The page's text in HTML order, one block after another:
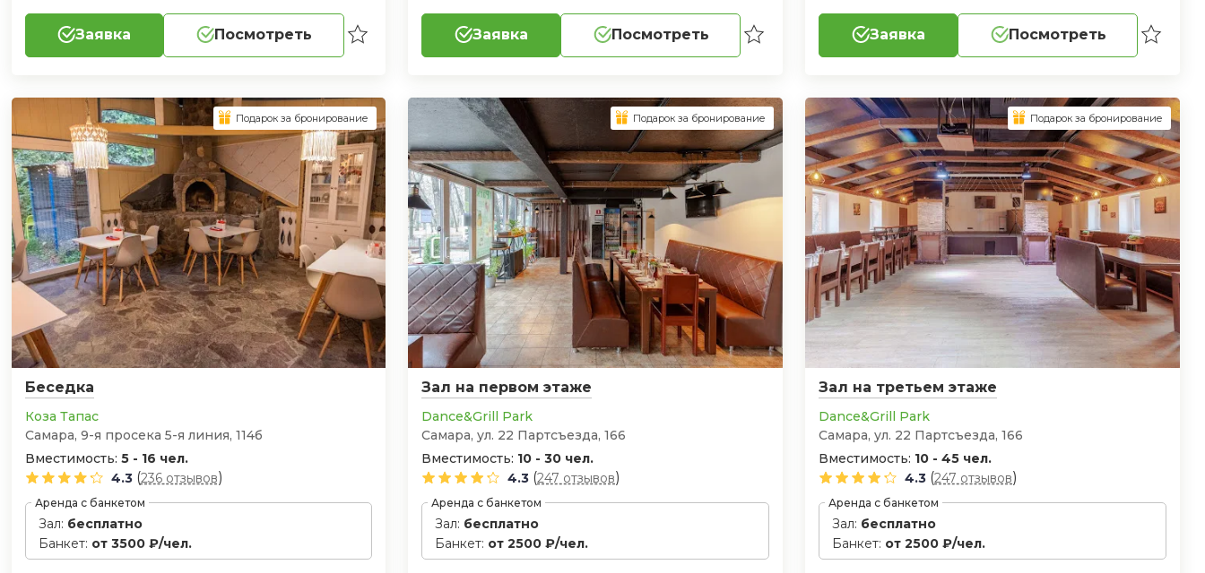
Заявка Посмотреть Заявка Посмотреть Заявка Посмотреть
Беседка
Коза Тапас
Самара, 9-я просека 5-я линия, 114б
Вместимость: 5 - 16 чел.
4.3 (236 отзывов)
Аренда с банкетом
Зал: бесплатно
Банкет: от 3500 ₽/чел.
Подарок за бронирование
Зал на первом этаже
Dance&Grill Park
Самара, ул. 22 Партсъезда, 166
Вместимость: 10 - 30 чел.
4.3 (247 отзывов)
Аренда с банкетом
Зал: бесплатно
Банкет: от 2500 ₽/чел.
Подарок за бронирование
Зал на третьем этаже
Dance&Grill Park
Самара, ул. 22 Партсъезда, 166
Вместимость: 10 - 45 чел.
4.3 (247 отзывов)
Аренда с банкетом
Зал: бесплатно
Банкет: от 2500 ₽/чел.
Подарок за бронирование